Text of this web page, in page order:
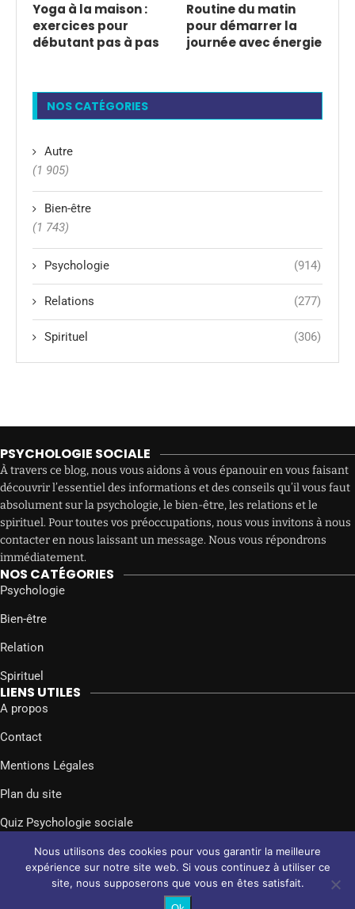
Yoga à la maison :
exercices pour
débutant pas à pas
Routine du matin
pour démarrer la
journée avec énergie
NOS CATÉGORIES
Autre
(1 905)
Bien-être
(1 743)
Psychologie (914)
Relations (277)
Spirituel (306)
PSYCHOLOGIE SOCIALE
À travers ce blog, nous vous aidons à vous épanouir en vous faisant
découvrir l’essentiel des informations et des conseils qu’il vous faut
absolument sur la psychologie, le bien-être, les relations et le
spirituel. Pour toutes vos préoccupations, nous vous invitons à nous
contacter en nous laissant un message. Nous vous répondrons
immédiatement.
NOS CATÉGORIES
Psychologie
Bien-être
Relation
Spirituel
LIENS UTILES
A propos
Contact
Mentions Légales
Plan du site
Quiz Psychologie sociale
Facebook Twitter Instagram
@2024 – Tous droits réservés.
Nous utilisons des cookies pour vous garantir la meilleure
expérience sur notre site web. Si vous continuez à utiliser ce
site, nous supposerons que vous en êtes satisfait.